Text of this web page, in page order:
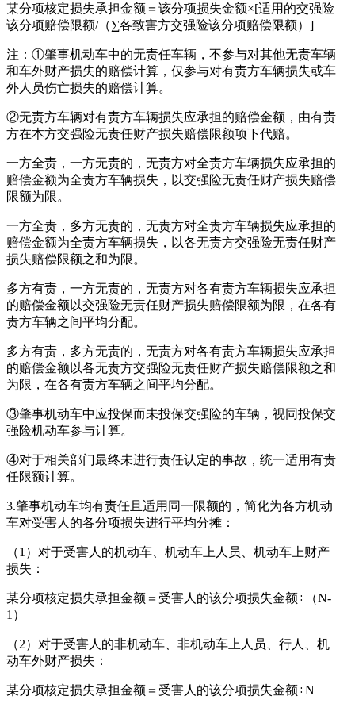
某分项核定损失承担金额＝该分项损失金额×[适用的交强险
该分项赔偿限额/（∑各致害方交强险该分项赔偿限额）]
注：①肇事机动车中的无责任车辆，不参与对其他无责车辆
和车外财产损失的赔偿计算，仅参与对有责方车辆损失或车
外人员伤亡损失的赔偿计算。
②无责方车辆对有责方车辆损失应承担的赔偿金额，由有责
方在本方交强险无责任财产损失赔偿限额项下代赔。
一方全责，一方无责的，无责方对全责方车辆损失应承担的
赔偿金额为全责方车辆损失，以交强险无责任财产损失赔偿
限额为限。
一方全责，多方无责的，无责方对全责方车辆损失应承担的
赔偿金额为全责方车辆损失，以各无责方交强险无责任财产
损失赔偿限额之和为限。
多方有责，一方无责的，无责方对各有责方车辆损失应承担
的赔偿金额以交强险无责任财产损失赔偿限额为限，在各有
责方车辆之间平均分配。
多方有责，多方无责的，无责方对各有责方车辆损失应承担
的赔偿金额以各无责方交强险无责任财产损失赔偿限额之和
为限，在各有责方车辆之间平均分配。
③肇事机动车中应投保而未投保交强险的车辆，视同投保交
强险机动车参与计算。
④对于相关部门最终未进行责任认定的事故，统一适用有责
任限额计算。
3.肇事机动车均有责任且适用同一限额的，简化为各方机动
车对受害人的各分项损失进行平均分摊：
（1）对于受害人的机动车、机动车上人员、机动车上财产
损失：
某分项核定损失承担金额＝受害人的该分项损失金额÷（N-
1）
（2）对于受害人的非机动车、非机动车上人员、行人、机
动车外财产损失：
某分项核定损失承担金额＝受害人的该分项损失金额÷N